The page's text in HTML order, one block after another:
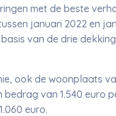
met de beste
januari 2022 en
van de drie
ook de woonplaats
van 1.540 euro
euro.